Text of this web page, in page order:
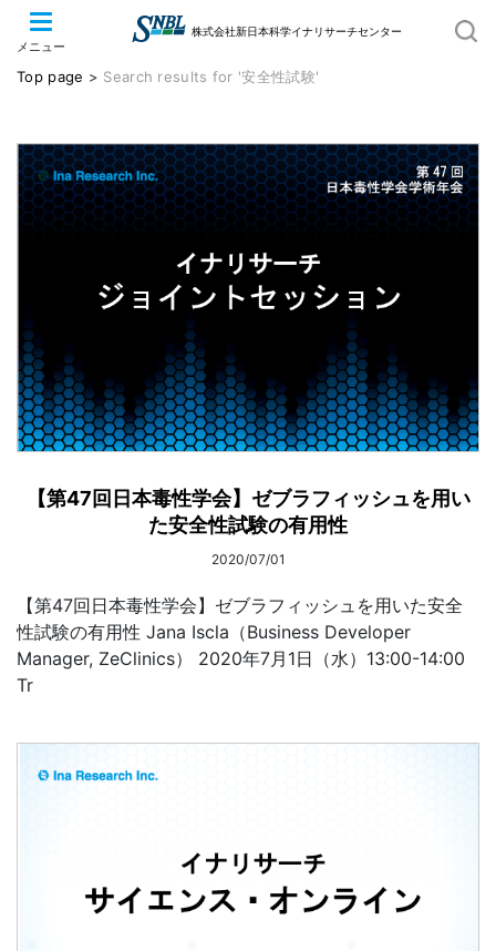
メニュー
株式会社新日本科学イナリサーチセンター
Top page > Search results for '安全性試験'
【第47回日本毒性学会】ゼブラフィッシュを用い
た安全性試験の有用性
2020/07/01
【第47回日本毒性学会】ゼブラフィッシュを用いた安全
性試験の有用性 Jana Iscla（Business Developer
Manager, ZeClinics） 2020年7月1日（水）13:00-14:00
Tr